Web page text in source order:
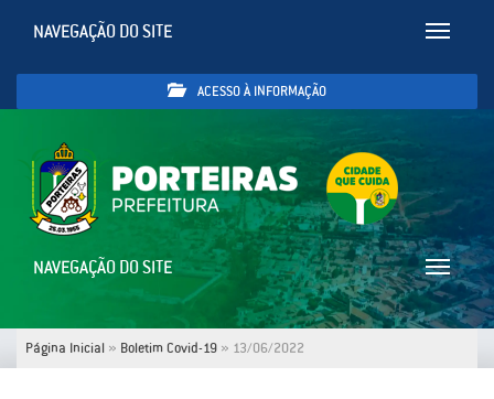
Toggle
NAVEGAÇÃO DO SITE
ACESSO À INFORMAÇÃO
Toggle
NAVEGAÇÃO DO SITE
Página Inicial » Boletim Covid-19 » 13/06/2022